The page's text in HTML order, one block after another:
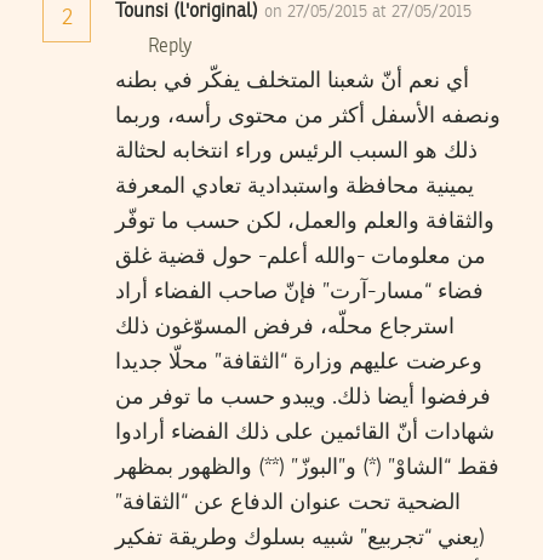
2 Tounsi (l'original) on 27/05/2015 at 27/05/2015
Reply
أي نعم أنّ شعبنا المتخلف يفكّر في بطنه
ونصفه الأسفل أكثر من محتوى رأسه، وربما
ذلك هو السبب الرئيس وراء انتخابه لحثالة
يمينية محافظة واستبدادية تعادي المعرفة
والثقافة والعلم والعمل، لكن حسب ما توفّر
من معلومات -والله أعلم- حول قضية غلق
فضاء “مسار-آرت” فإنّ صاحب الفضاء أراد
استرجاع محلّه، فرفض المسوّغون ذلك
وعرضت عليهم وزارة “الثقافة” محلّا جديدا
فرفضوا أيضا ذلك. ويبدو حسب ما توفر من
شهادات أنّ القائمين على ذلك الفضاء أرادوا
فقط “الشاوْ” (*) و”البوزّ” (**) والظهور بمظهر
الضحية تحت عنوان الدفاع عن “الثقافة”
(يعني “تجربيع” شبيه بسلوك وطريقة تفكير